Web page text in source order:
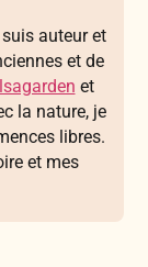
auteur et
et de
et
la nature, je
libres.
et mes